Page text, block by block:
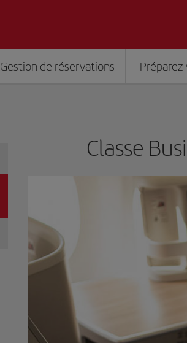
Gestion de réservations
Classe